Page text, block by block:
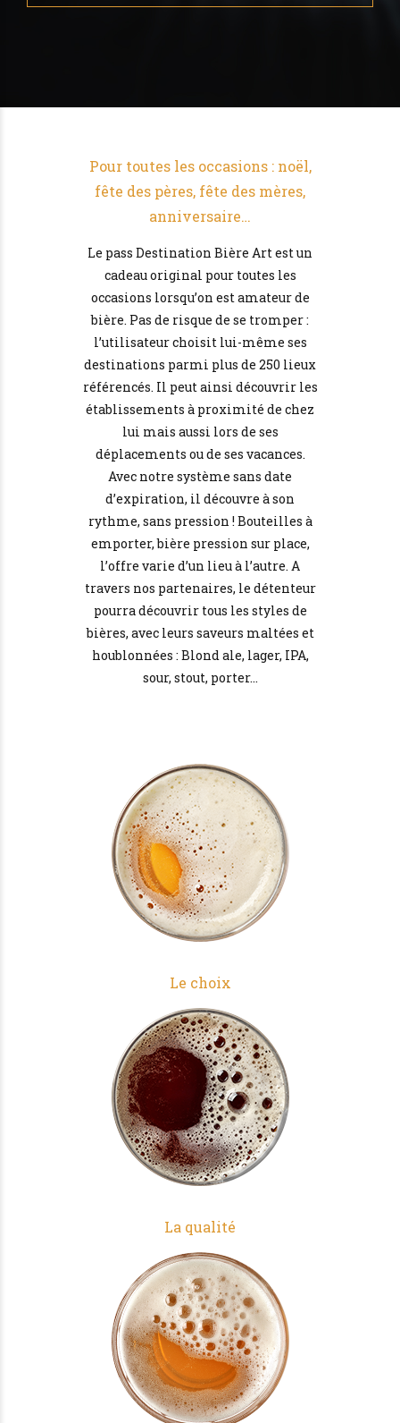
Pour toutes les occasions : noël,
fête des pères, fête des mères,
anniversaire…
Le pass Destination Bière Art est un
cadeau original pour toutes les
occasions lorsqu’on est amateur de
bière. Pas de risque de se tromper :
l’utilisateur choisit lui-même ses
destinations parmi plus de 250 lieux
référencés. Il peut ainsi découvrir les
établissements à proximité de chez
lui mais aussi lors de ses
déplacements ou de ses vacances.
Avec notre système sans date
d’expiration, il découvre à son
rythme, sans pression ! Bouteilles à
emporter, bière pression sur place,
l’offre varie d’un lieu à l’autre. A
travers nos partenaires, le détenteur
pourra découvrir tous les styles de
bières, avec leurs saveurs maltées et
houblonnées : Blond ale, lager, IPA,
sour, stout, porter…
Le choix
La qualité